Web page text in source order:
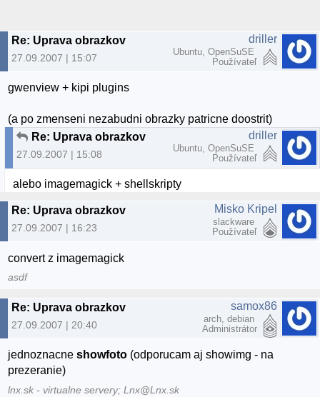
Re: Uprava obrazkov
27.09.2007 | 15:07
driller
Ubuntu, OpenSuSE
Používateľ
gwenview + kipi plugins
(a po zmenseni nezabudni obrazky patricne doostrit)
Re: Uprava obrazkov
27.09.2007 | 15:08
driller
Ubuntu, OpenSuSE
Používateľ
alebo imagemagick + shellskripty
Re: Uprava obrazkov
27.09.2007 | 16:23
Misko Kripel
slackware
Používateľ
convert z imagemagick
asdf
Re: Uprava obrazkov
27.09.2007 | 20:40
samox86
arch, debian
Administrátor
jednoznacneshowfoto (odporucam aj showimg - na
prezeranie)
lnx.sk - virtualne servery; Lnx@Lnx.sk